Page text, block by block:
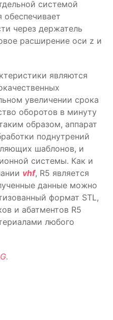
системой
через держатель
расширение оси z и
являются
увеличении срока
оборотов в минуту
образом, аппарат
поднутрений
шаблонов, и
системы. Как и
vhf, R5 является
данные можно
формат STL,
и абатментов R5
любого